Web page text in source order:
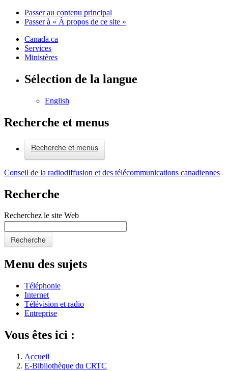
Passer au contenu principal
Passer à « À propos de ce site »
Canada.ca
Services
Ministères
Sélection de la langue
English
Recherche et menus
Recherche et menus
Conseil de la radiodiffusion et des télécommunications canadiennes
Recherche
Recherchez le site Web
Recherche
Menu des sujets
Téléphonie
Internet
Télévision et radio
Entreprise
Vous êtes ici :
Accueil
E-Bibliothèque du CRTC